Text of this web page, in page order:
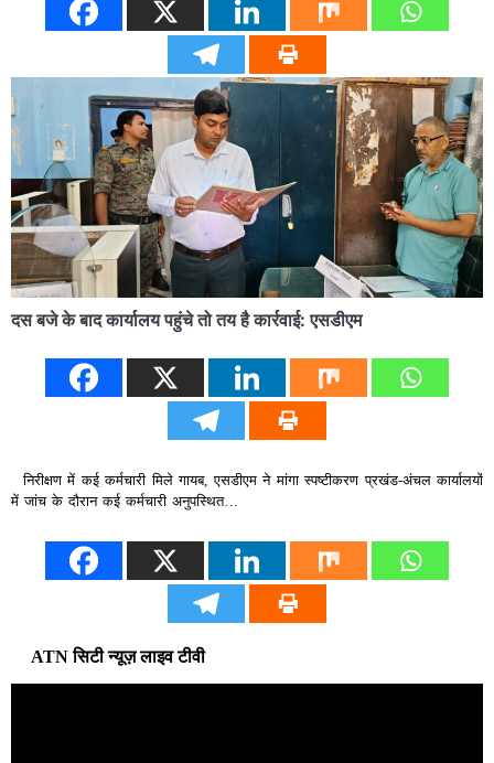
दस बजे के बाद कार्यालय पहुंचे तो तय है कार्रवाई: एसडीएम
निरीक्षण में कई कर्मचारी मिले गायब, एसडीएम ने मांगा स्पष्टीकरण प्रखंड-अंचल कार्यालयों
में जांच के दौरान कई कर्मचारी अनुपस्थित…
ATN सिटी न्यूज़ लाइव टीवी